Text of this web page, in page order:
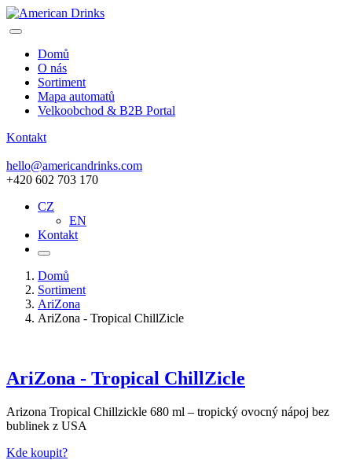
Domů
O nás
Sortiment
Mapa automatů
Velkoobchod & B2B Portal
Kontakt
hello@americandrinks.com
+420 602 703 170
CZ
EN
Kontakt
Domů
Sortiment
AriZona
AriZona - Tropical ChillZicle
AriZona - Tropical ChillZicle
Arizona Tropical Chillzickle 680 ml – tropický ovocný nápoj bez
bublinek z USA
Kde koupit?